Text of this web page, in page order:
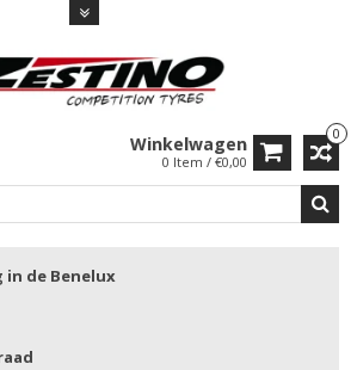
0
Winkelwagen
0 Item / €0,00
in de Benelux